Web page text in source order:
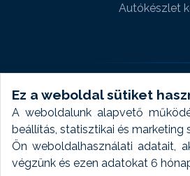
Ez a weboldal sütiket
A weboldalunk alapvető
beállítás, statisztikai és
Ön weboldalhasználati adatait,
végzünk és ezen adatokat 6
Autókészlet